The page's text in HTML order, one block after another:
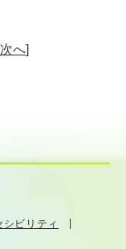
次へ]
ビリティ